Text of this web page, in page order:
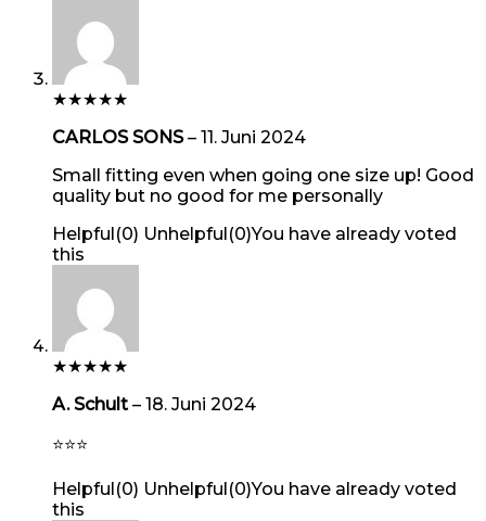
★★★★★
CARLOS SONS– 11. Juni 2024
Small fitting even when going one size up! Good
quality but no good for me personally
Helpful(0) Unhelpful(0)You have already voted
this
★★★★★
A. Schult – 18. Juni 2024
⭐️⭐️⭐️
Helpful(0) Unhelpful(0)You have already voted
this